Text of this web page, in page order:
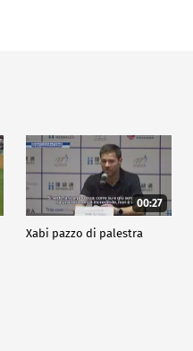
00:27
Xabi pazzo di palestra